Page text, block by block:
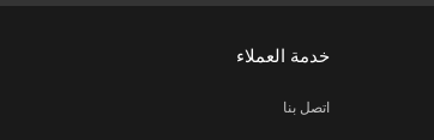
خدمة العملاء
اتصل بنا